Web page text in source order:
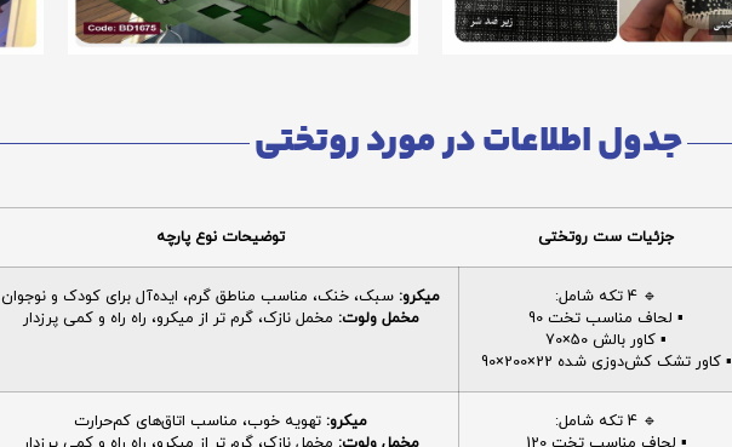
جدول اطلاعات در مورد روتختی
جزئیات ست روتختی توضیحات نوع پارچه
🔹 4 تکه شامل:
▪️ لحاف مناسب تخت 90
▪️ کاور بالش 50×70
▪️ کاور تشک کش‌دوزی شده 22×200×90
میکرو: سبک، خنک، مناسب مناطق گرم، ایده‌آل برای کودک و نوجوان
مخمل ولوت: مخمل نازک، گرم تر از میکرو، راه راه و کمی پرزدار
🔹 4 تکه شامل:
میکرو: تهویه خوب، مناسب اتاق‌های کم‌حرارت